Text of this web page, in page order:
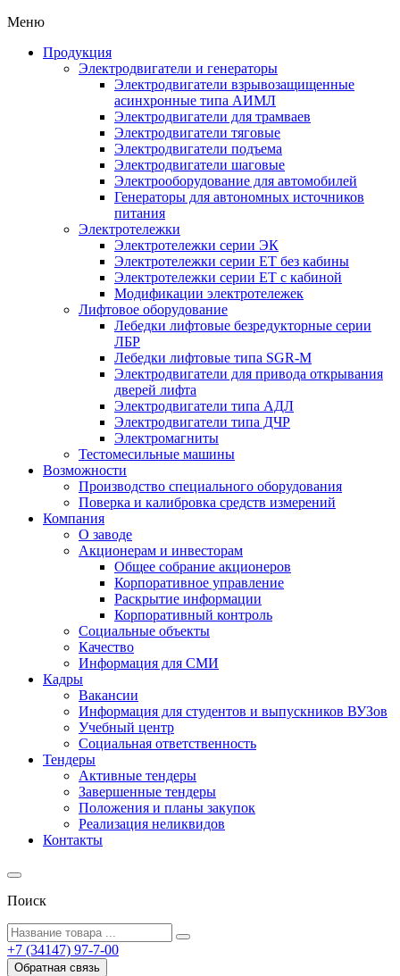
Меню
Продукция
Электродвигатели и генераторы
Электродвигатели взрывозащищенные
асинхронные типа АИМЛ
Электродвигатели для трамваев
Электродвигатели тяговые
Электродвигатели подъема
Электродвигатели шаговые
Электрооборудование для автомобилей
Генераторы для автономных источников
питания
Электротележки
Электротележки серии ЭК
Электротележки серии ЕТ без кабины
Электротележки серии ЕТ с кабиной
Модификации электротележек
Лифтовое оборудование
Лебедки лифтовые безредукторные серии
ЛБР
Лебедки лифтовые типа SGR-M
Электродвигатели для привода открывания
дверей лифта
Электродвигатели типа АДЛ
Электродвигатели типа ДЧР
Электромагниты
Тестомесильные машины
Возможности
Производство специального оборудования
Поверка и калибровка средств измерений
Компания
О заводе
Акционерам и инвесторам
Общее собрание акционеров
Корпоративное управление
Раскрытие информации
Корпоративный контроль
Социальные объекты
Качество
Информация для СМИ
Кадры
Вакансии
Информация для студентов и выпускников ВУЗов
Учебный центр
Социальная ответственность
Тендеры
Активные тендеры
Завершенные тендеры
Положения и планы закупок
Реализация неликвидов
Контакты
Поиск
+7 (34147) 97-7-00
Обратная связь